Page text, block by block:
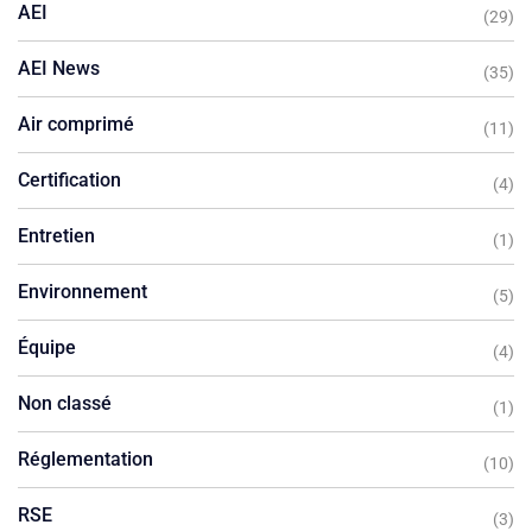
AEI (29)
AEI News (35)
Air comprimé (11)
Certification (4)
Entretien (1)
Environnement (5)
Équipe (4)
Non classé (1)
Réglementation (10)
RSE (3)